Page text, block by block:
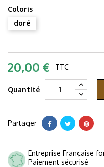
Coloris
doré
20,00 € TTC
Quantité
Partager
Entreprise Française
Paiement sécurisé